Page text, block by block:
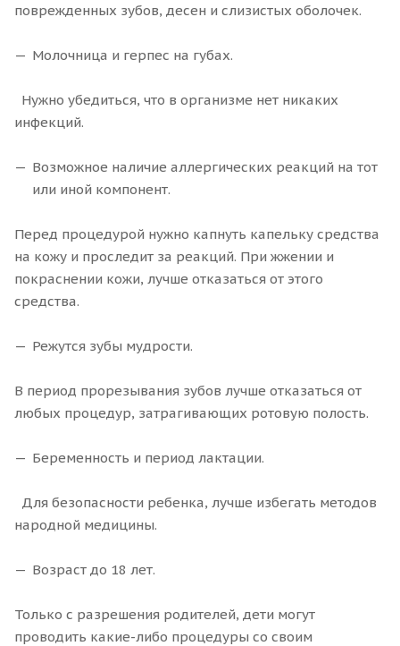
поврежденных зубов, десен и слизистых оболочек.
Молочница и герпес на губах.
Нужно убедиться, что в организме нет никаких
инфекций.
Возможное наличие аллергических реакций на тот
или иной компонент.
Перед процедурой нужно капнуть капельку средства
на кожу и проследит за реакций. При жжении и
покраснении кожи, лучше отказаться от этого
средства.
Режутся зубы мудрости.
В период прорезывания зубов лучше отказаться от
любых процедур, затрагивающих ротовую полость.
Беременность и период лактации.
Для безопасности ребенка, лучше избегать методов
народной медицины.
Возраст до 18 лет.
Только с разрешения родителей, дети могут
проводить какие-либо процедуры со своим